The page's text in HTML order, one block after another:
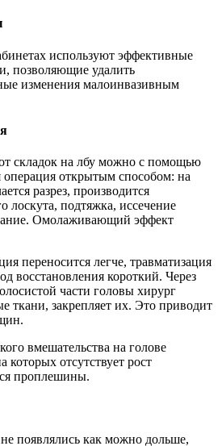
используют эффективные
позволяющие удалить
изменения малоинвазивным
складок на лбу можно с помощью
открытым способом: на
разрез, производится
лоскута, подтяжка, иссечение
Омолаживающий эффект
переносится легче, травматизация
восстановления короткий. Через
части головы хирург
ткани, закрепляет их. Это приводит
вмешательства на голове
которых отсутствует рост
проплешины.
появлялись как можно дольше,